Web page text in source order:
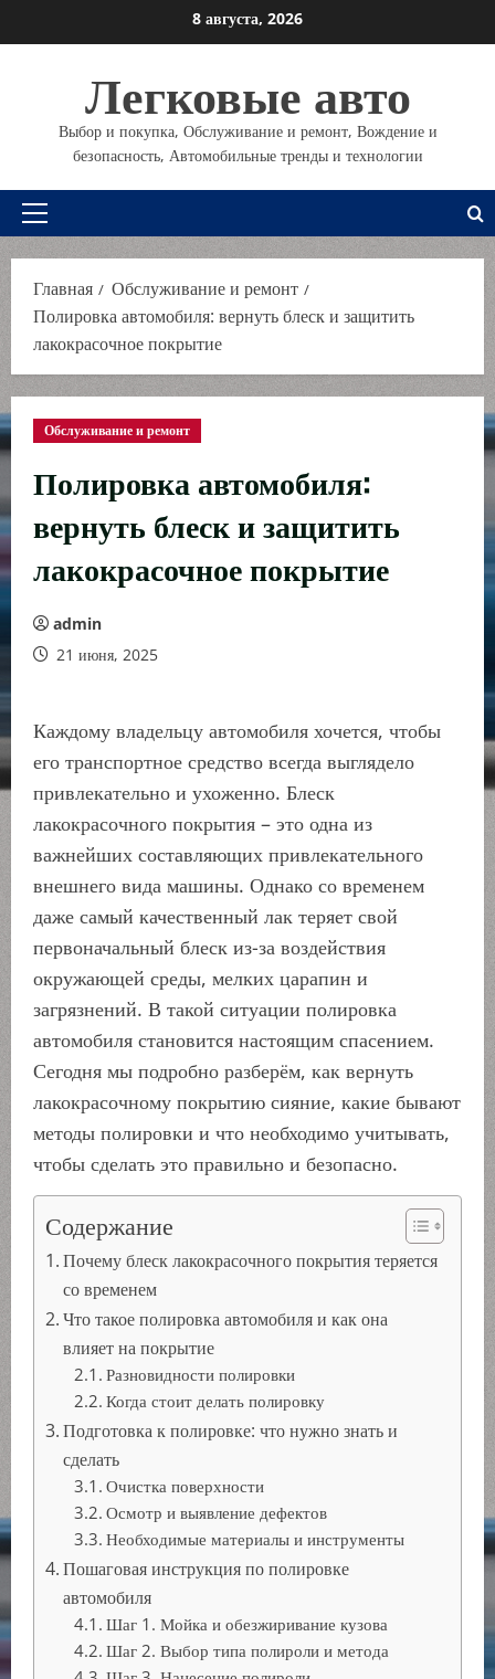
к
8 августа, 2026
Легковые авто
Выбор и покупка, Обслуживание и ремонт, Вождение и
безопасность, Автомобильные тренды и технологии
Основное
меню
Главная
Обслуживание и ремонт
Полировка автомобиля: вернуть блеск и защитить
лакокрасочное покрытие
Обслуживание и ремонт
Полировка автомобиля:
вернуть блеск и защитить
лакокрасочное покрытие
admin
21 июня, 2025
Каждому владельцу автомобиля хочется, чтобы
его транспортное средство всегда выглядело
привлекательно и ухоженно. Блеск
лакокрасочного покрытия – это одна из
важнейших составляющих привлекательного
внешнего вида машины. Однако со временем
даже самый качественный лак теряет свой
первоначальный блеск из-за воздействия
окружающей среды, мелких царапин и
загрязнений. В такой ситуации полировка
автомобиля становится настоящим спасением.
Сегодня мы подробно разберём, как вернуть
лакокрасочному покрытию сияние, какие бывают
методы полировки и что необходимо учитывать,
чтобы сделать это правильно и безопасно.
Содержание
Почему блеск лакокрасочного покрытия теряется
со временем
Что такое полировка автомобиля и как она
влияет на покрытие
Разновидности полировки
Когда стоит делать полировку
Подготовка к полировке: что нужно знать и
сделать
Очистка поверхности
Осмотр и выявление дефектов
Необходимые материалы и инструменты
Пошаговая инструкция по полировке
автомобиля
Шаг 1. Мойка и обезжиривание кузова
Шаг 2. Выбор типа полироли и метода